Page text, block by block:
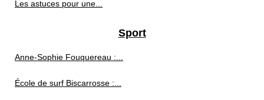
Les astuces pour une...
Sport
Anne-Sophie Fouquereau :...
École de surf Biscarrosse :...